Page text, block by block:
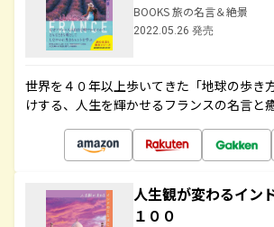
BOOKS 旅の名言＆絶景
2022.05.26 発売
世界を４０年以上歩いてきた「地球の歩き
けする、人生を輝かせるフランスの名言と
人生観が変わるイン
１００